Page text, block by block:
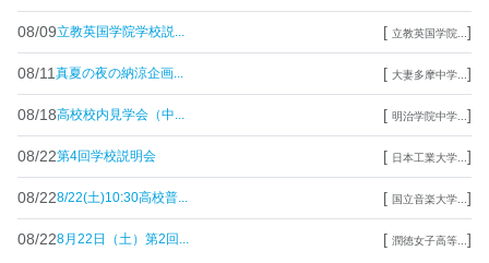
08/09立教英国学院学校説... [ 立教英国学院... ]
08/11 真夏の夜の納涼企画... [ 大妻多摩中学... ]
08/18高校校内見学会（中... [ 明治学院中学... ]
08/22第4回学校説明会 [ 日本工業大学... ]
08/228/22(土)10:30高校普... [ 国立音楽大学... ]
08/228月22日（土）第2回... [ 潤徳女子高等... ]